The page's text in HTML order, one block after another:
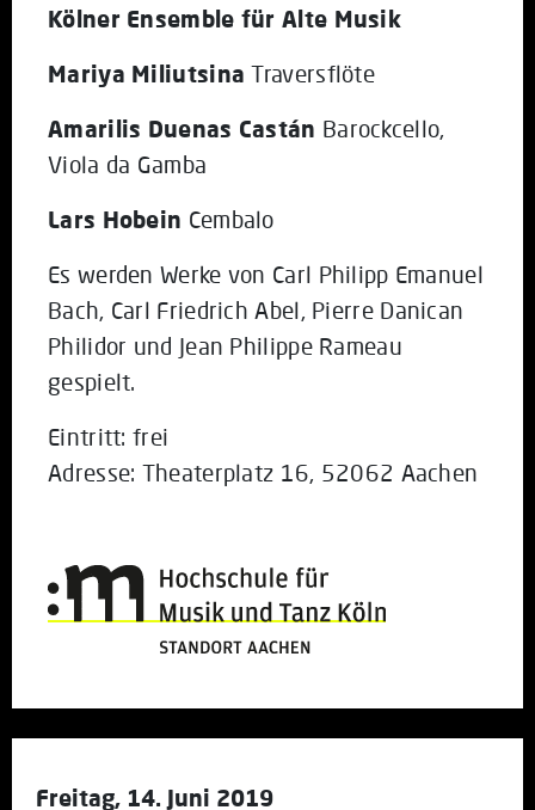
Kölner Ensemble für Alte Musik
Mariya Miliutsina Traversflöte
Amarilis Duenas Castán Barockcello,
Viola da Gamba
Lars Hobein Cembalo
Es werden Werke von Carl Philipp Emanuel
Bach, Carl Friedrich Abel, Pierre Danican
Philidor und Jean Philippe Rameau
gespielt.
Eintritt: frei
Adresse: Theaterplatz 16, 52062 Aachen
Freitag, 14. Juni 2019